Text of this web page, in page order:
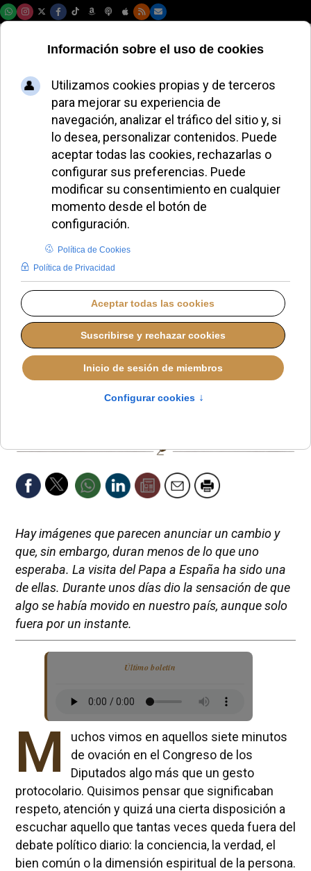
MIÉRCOLES, 17 JUNIO 2026 10:20
Después del aplauso
Hay imágenes que parecen anunciar un cambio y
que, sin embargo, duran menos de lo que uno
esperaba. La visita del Papa a España ha sido una
de ellas. Durante unos días dio la sensación de que
algo se había movido en nuestro país, aunque solo
fuera por un instante.
Último boletín
M
uchos vimos en aquellos siete minutos
de ovación en el Congreso de los
Diputados algo más que un gesto
protocolario. Quisimos pensar que significaban
respeto, atención y quizá una cierta disposición a
escuchar aquello que tantas veces queda fuera del
debate político diario: la conciencia, la verdad, el
bien común o la dimensión espiritual de la persona.